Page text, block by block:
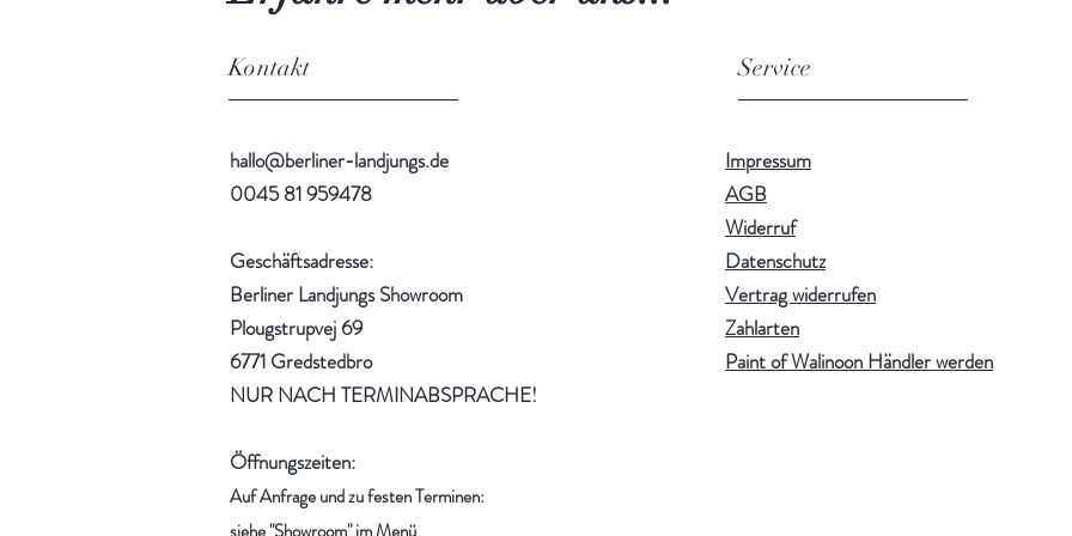
Kontakt
hallo@berliner-landjungs.de
0045 81 959478
Geschäftsadresse:
Berliner Landjungs Showroom
Plougstrupvej 69
6771 Gredstedbro
NUR NACH TERMINABSPRACHE!
Öffnungszeiten:
Auf Anfrage und zu festen Terminen:
Service
Impressum
AGB
Widerruf
Datenschutz
Vertrag widerrufen
Zahlarten
Paint of Walinoon Händler werden